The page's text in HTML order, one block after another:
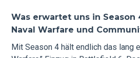
Was erwartet uns in Season
Naval Warfare und
Mit Season 4 hält endlich das lang